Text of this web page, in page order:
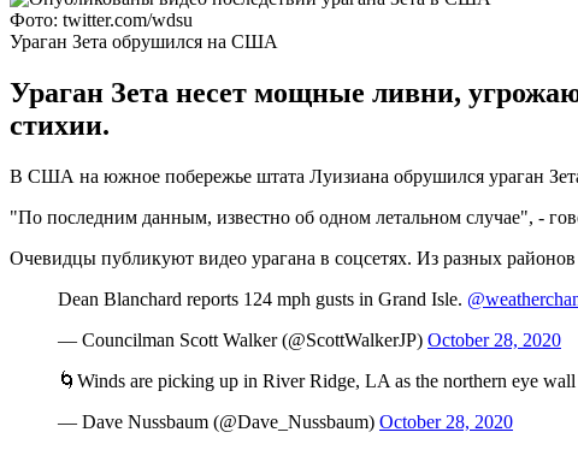
Фото: twitter.com/wdsu
Ураган Зета обрушился на США
Ураган Зета несет мощные ливни,
стихии.
В США на южное побережье штата Луизиана обрушился ураган
"По последним данным, известно об одном летальном случае", -
Очевидцы публикуют видео урагана в соцсетях. Из разных
Dean Blanchard reports 124 mph gusts in Grand Isle.
— Councilman Scott Walker (@ScottWalkerJP) October 28, 2020
🌀Winds are picking up in River Ridge, LA as the northern eye wall
— Dave Nussbaum (@Dave_Nussbaum) October 28, 2020